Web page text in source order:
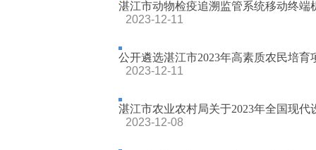
湛江市动物检疫追溯监管系统移动终端
2023-12-11
公开遴选湛江市2023年高素质农民培育
2023-12-11
湛江市农业农村局关于2023年全国现代
2023-12-08